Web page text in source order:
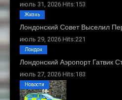
июль 31, 2026 Hits:153
Лондонский Совет Выселил
июль 29, 2026 Hits:221
Жизнь
Лондонский Аэропорт Гатвик
июль 27, 2026 Hits:183
Лондон
Новости